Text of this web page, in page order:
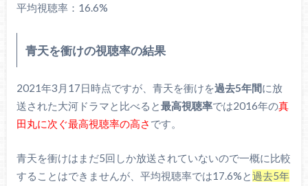
平均視聴率：16.6%
青天を衝けの視聴率の結果
2021年3月17日時点ですが、青天を衝けを過去5年間に放
送された大河ドラマと比べると最高視聴率では2016年の真
田丸に次ぐ最高視聴率の高さ です。
青天を衝けはまだ5回しか放送されていないので一概に比較
することはできませんが、平均視聴率では17.6%と過去5年